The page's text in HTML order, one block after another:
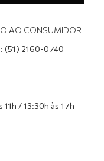
AO CONSUMIDOR
(51) 2160-0740
/ 13:30h às 17h